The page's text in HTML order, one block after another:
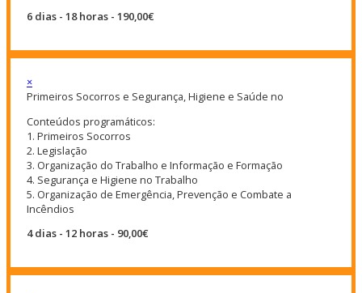
6 dias - 18 horas - 190,00€
×
Primeiros Socorros e Segurança, Higiene e Saúde no
Conteúdos programáticos:
1. Primeiros Socorros
2. Legislação
3. Organização do Trabalho e Informação e Formação
4. Segurança e Higiene no Trabalho
5. Organização de Emergência, Prevenção e Combate a
Incêndios
4 dias - 12 horas - 90,00€